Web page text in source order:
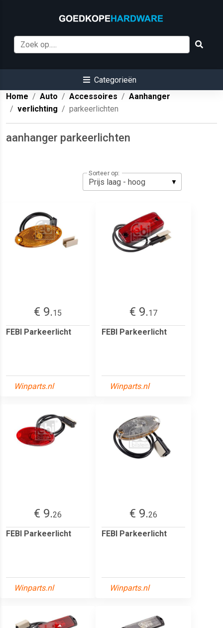
Categorieën
Home
Auto Accessoires
Aanhanger
verlichting
parkeerlichten
aanhanger parkeerlichten
Sorteer op:
€ 9.15
FEBI Parkeerlicht
Winparts.nl
€ 9.17
FEBI Parkeerlicht
Winparts.nl
€ 9.26
FEBI Parkeerlicht
Winparts.nl
€ 9.26
FEBI Parkeerlicht
Winparts.nl